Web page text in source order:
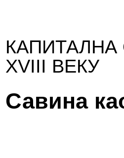
КАПИТАЛНА
XVIII ВЕКУ
Савина